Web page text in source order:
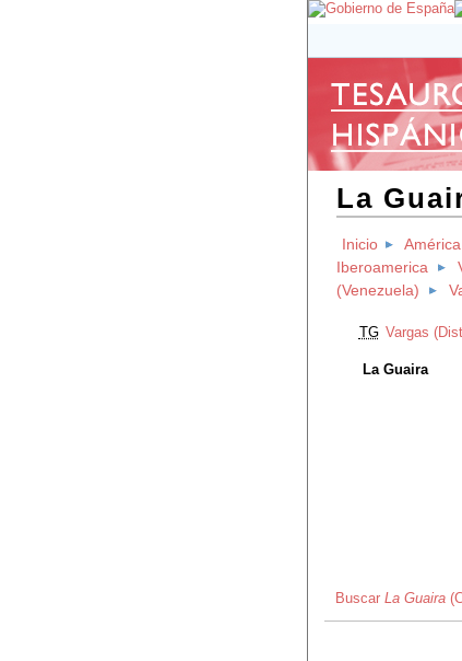
La
Inicio América
Iberoamerica
(Venezuela)
TG Vargas
La Guaira
Buscar La Guaira